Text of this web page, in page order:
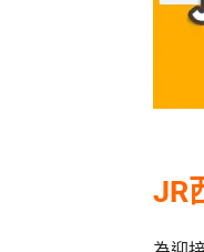
JR